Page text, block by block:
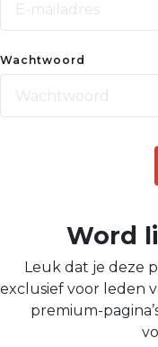
Wachtwoord
Word
Leuk dat je deze
exclusief voor leden
premium-